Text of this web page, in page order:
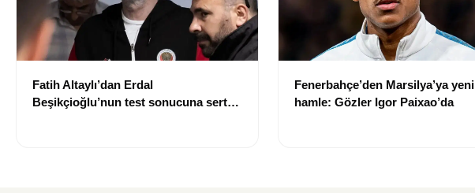
Fatih Altaylı’dan Erdal
Beşikçioğlu’nun test sonucuna sert
Fenerbahçe’den Marsilya’ya yeni
hamle: Gözler Igor Paixao’da